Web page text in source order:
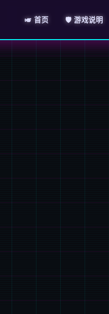
🎺 首页 🛡️ 游戏说明